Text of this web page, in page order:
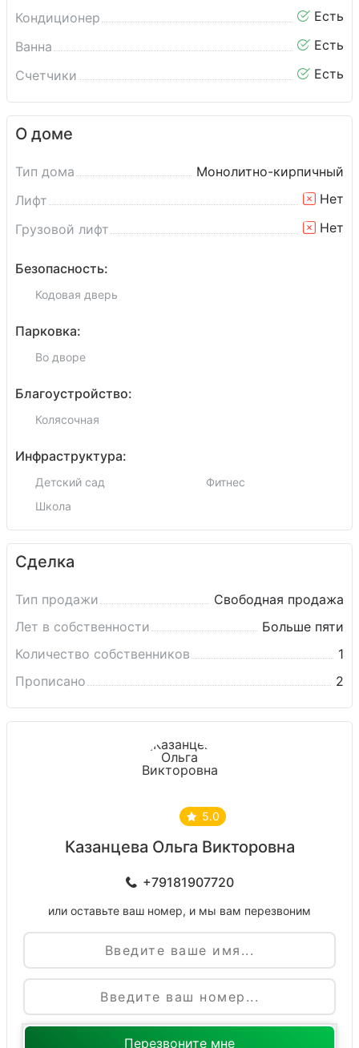
Кондиционер
Есть
Ванна
Есть
Счетчики
Есть
О доме
Тип дома
Монолитно-кирпичный
Лифт
Нет
Грузовой лифт
Нет
Безопасность:
Кодовая дверь
Парковка:
Во дворе
Благоустройство:
Колясочная
Инфраструктура:
Детский сад
Фитнес
Школа
Сделка
Тип продажи
Свободная продажа
Лет в собственности
Больше пяти
Количество собственников
1
Прописано
2
5.0
Казанцева Ольга Викторовна
+79181907720
или оставьте ваш номер, и мы вам перезвоним
Имя